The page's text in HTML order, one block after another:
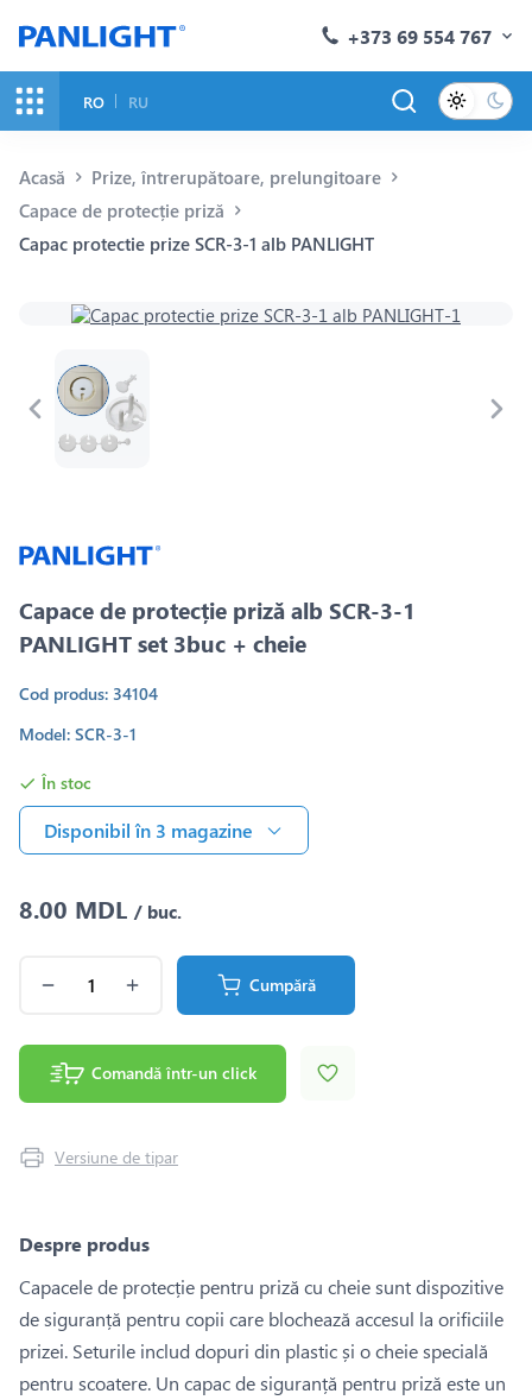
+373 69 554 767
RO RU
Acasă
Prize, întrerupătoare, prelungitoare
Capace de protecție priză
Capac protectie prize SCR-3-1 alb PANLIGHT
Capace de protecție priză alb SCR-3-1
PANLIGHT set 3buc + cheie
Cod produs: 34104
Model: SCR-3-1
În stoc
Disponibil în 3 magazine
8.00 MDL / buc.
Cumpără
Comandă într-un click
Versiune de tipar
Despre produs
Capacele de protecție pentru priză cu cheie sunt dispozitive
de siguranță pentru copii care blochează accesul la orificiile
prizei. Seturile includ dopuri din plastic și o cheie specială
pentru scoatere. Un capac de siguranță pentru priză este un